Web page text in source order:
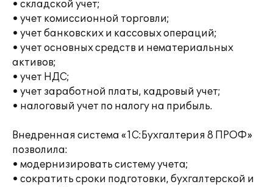
• складской учет;
• учет комиссионной торговли;
• учет банковских и кассовых операций;
• учет основных средств и нематериальных
активов;
• учет НДС;
• учет заработной платы, кадровый учет;
• налоговый учет по налогу на прибыль.
Внедренная система «1С:Бухгалтерия 8 ПРОФ»
позволила:
• модернизировать систему учета;
• сократить сроки подготовки, бухгалтерской и